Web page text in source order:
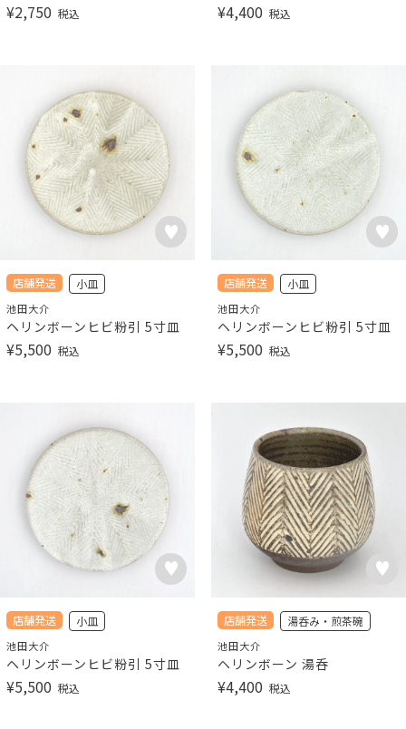
¥2,750 税込 ¥4,400 税込
店舗発送 小皿
池田大介
ヘリンボーンヒビ粉引 5寸皿
¥5,500 税込
店舗発送 小皿
池田大介
ヘリンボーンヒビ粉引 5寸皿
¥5,500 税込
店舗発送 小皿
池田大介
ヘリンボーンヒビ粉引 5寸皿
¥5,500 税込
店舗発送 湯呑み・煎茶碗
池田大介
ヘリンボーン 湯呑
¥4,400 税込